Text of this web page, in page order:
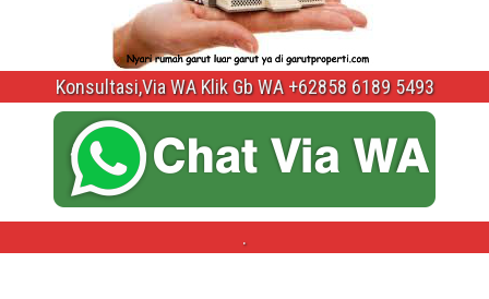
Konsultasi,Via WA Klik Gb WA +62858 6189 5493
.